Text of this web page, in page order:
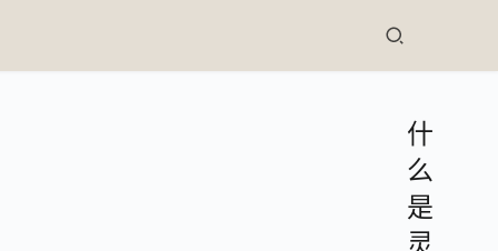
什
么
是
灵